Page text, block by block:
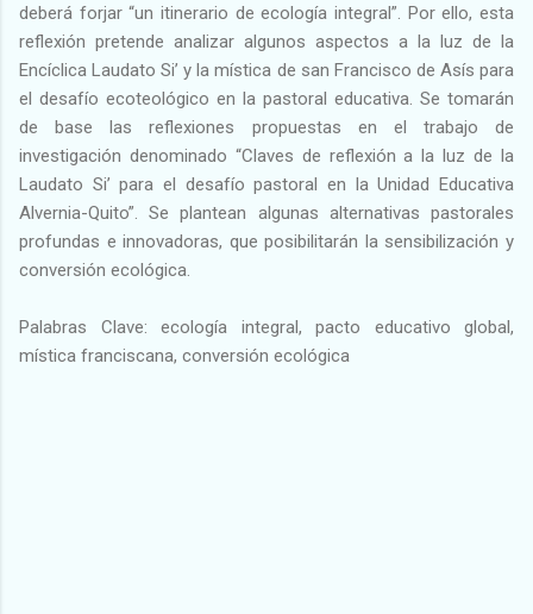
deberá forjar “un itinerario de ecología integral”. Por ello, esta
reflexión pretende analizar algunos aspectos a la luz de la
Encíclica Laudato Si’ y la mística de san Francisco de Asís para
el desafío ecoteológico en la pastoral educativa. Se tomarán
de base las reflexiones propuestas en el trabajo de
investigación denominado “Claves de reflexión a la luz de la
Laudato Si’ para el desafío pastoral en la Unidad Educativa
Alvernia-Quito”. Se plantean algunas alternativas pastorales
profundas e innovadoras, que posibilitarán la sensibilización y
conversión ecológica.
Palabras Clave: ecología integral, pacto educativo global,
mística franciscana, conversión ecológica